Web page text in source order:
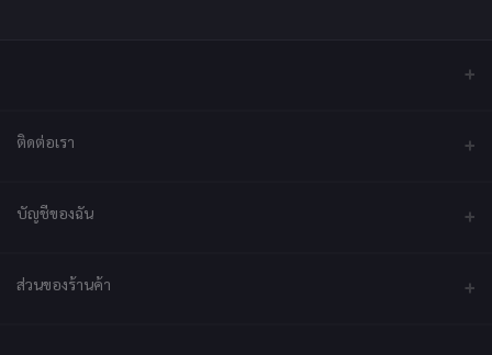
ติดต่อเรา
ที่อยู่
จังหวัดนครปฐม 73210
บัญชีของฉัน
เข้าสู่ระบบ
ส่วนของร้านค้า